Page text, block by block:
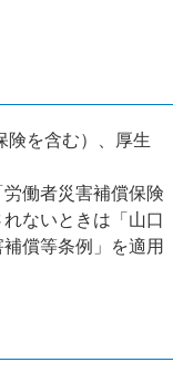
険を含む）、厚生
働者災害補償保険
ないときは「山口
償等条例」を適用